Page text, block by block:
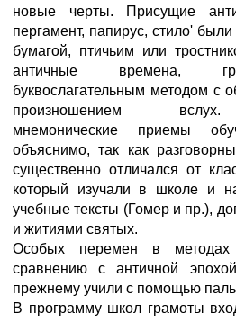
новые черты. Присущие
пергамент, папирус, стило'
бумагой, птичьим или
античные времена,
буквослагательным методом с
произношением вслух.
мнемонические приемы
объяснимо, так как
существенно отличался от
который изучали в школе и
учебные тексты (Гомер и пр.),
и житиями святых.
Особых перемен в методах
сравнению с античной
прежнему учили с помощью
В программу школ грамоты